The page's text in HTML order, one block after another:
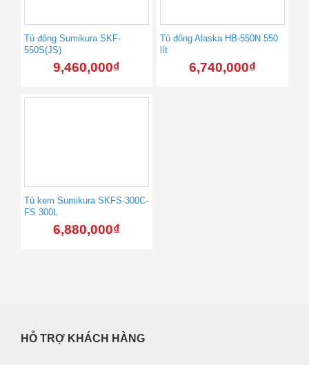
Tủ đông Sumikura SKF-
550S(JS)
9,460,000₫
Tủ đông Alaska HB-550N 550
lít
6,740,000₫
Tủ kem Sumikura SKFS-300C-
FS 300L
6,880,000₫
HỖ TRỢ KHÁCH HÀNG